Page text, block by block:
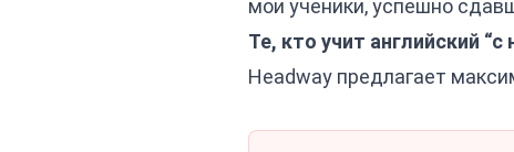
мои ученики, успешно
Те, кто учит английский
Headway предлагает